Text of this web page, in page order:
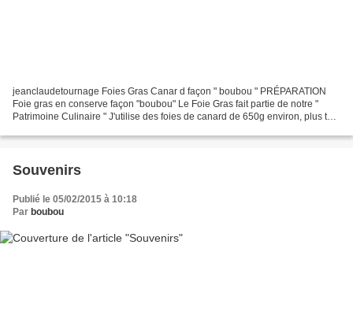
jeanclaudetournage Foies Gras Canar d façon " boubou " PRÉPARATION
Foie gras en conserve façon "boubou" Le Foie Gras fait partie de notre "
Patrimoine Culinaire " J'utilise des foies de canard de 650g environ, plus tôt
Souvenirs
Publié le 05/02/2015 à 10:18
Par boubou